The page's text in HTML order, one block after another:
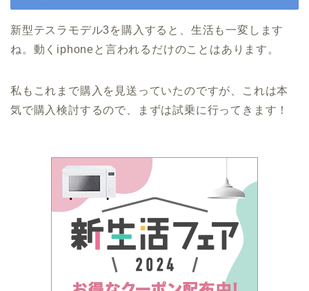
新型テスラモデル3を購入すると、生活も一変します
ね。動くiphoneと言われるだけのことはあります。
私もこれまで購入を見送っていたのですが、これは本
気で購入検討するので、まずは試乗に行ってきます！